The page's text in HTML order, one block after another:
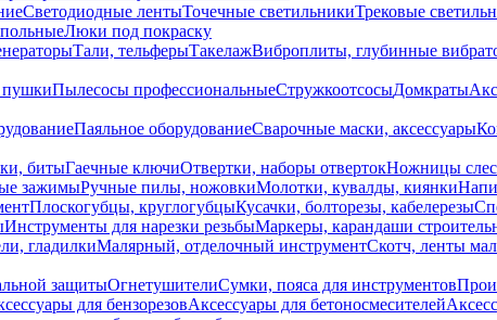
Светодиодные лентыТочечные светильникиТрековые
Люки под покраску
Тали, тельферыТакелажВиброплиты, глубинные
пушкиПылесосы профессиональныеСтружкоотсосыДомкраты
Паяльное оборудованиеСварочные маски, аксессуары
битыГаечные ключиОтвертки, наборы отвертокНожницы
зажимыРучные пилы, ножовкиМолотки, кувалды, киянки
Плоскогубцы, круглогубцыКусачки, болторезы, кабелерезы
Инструменты для нарезки резьбыМаркеры, карандаши
гладилкиМалярный, отделочный инструментСкотч, ленты
защитыОгнетушителиСумки, пояса для инструментов
для бензорезовАксессуары для бетоносмесителей